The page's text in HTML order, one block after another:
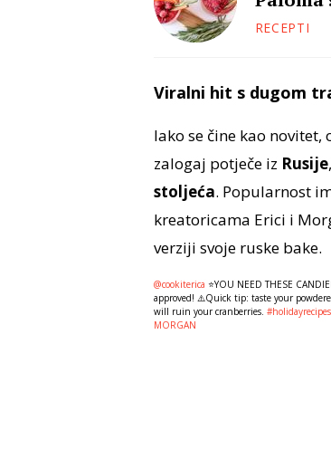
RECEPTI
Viralni hit s dugom
Iako se čine kao
zalogaj potječe iz Rusije
stoljeća. Popularnost
kreatoricama Erici i
verziji svoje ruske bake.
@cookiterica ⭐️YOU NEED THESE
approved! ⚠️Quick tip: taste your
will ruin your cranberries. #holidayrecipes
MORGAN